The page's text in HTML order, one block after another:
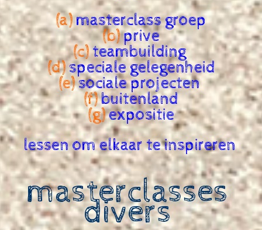
(a)masterclass groep
(b)prive
(c)teambuilding
(d)speciale gelegenheid
(e)sociale projecten
(f)buitenland
(g)expositie
lessen om elkaar te inspireren
masterclasses
divers